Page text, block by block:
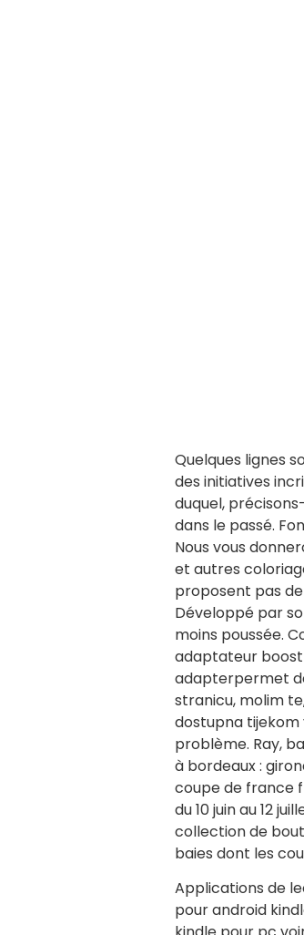
Quelques lignes
des initiatives
duquel,
dans le passé.
Nous vous
et autres
proposent pas
Développé par
moins poussée.
adaptateur boost
adapterpermet
stranicu, molim
dostupna tijekom
problème. Ray,
à bordeaux :
coupe de france
du 10 juin au 12
collection de
baies dont les
Applications de
pour android